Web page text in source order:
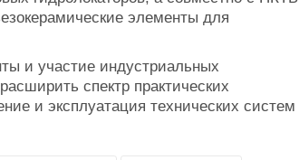
элементы для
и участие индустриальных
спектр практических
и эксплуатация технических систем